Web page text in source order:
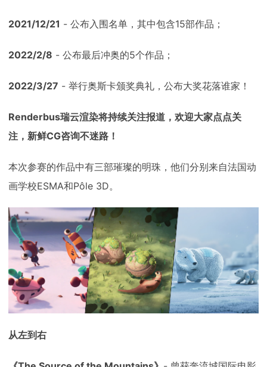
2021/12/21 - 公布入围名单，其中包含15部作品；
2022/2/8 - 公布最后冲奥的5个作品；
2022/3/27 - 举行奥斯卡颁奖典礼，公布大奖花落谁家！
Renderbus瑞云渲染将持续关注报道，欢迎大家点点关
注，新鲜CG咨询不迷路！
本次参赛的作品中有三部璀璨的明珠，他们分别来自法国动
画学校ESMA和Pôle 3D。
从左到右